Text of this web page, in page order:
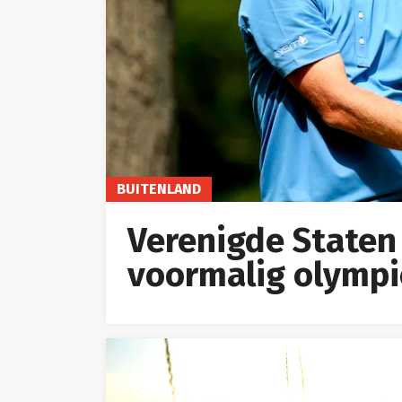
BUITENLAND
Verenigde
voormalig